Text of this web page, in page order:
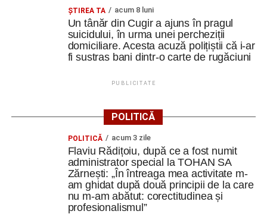
ȘTIREA TA acum 8 luni
Un tânăr din Cugir a ajuns în pragul
suicidului, în urma unei percheziții
domiciliare. Acesta acuză polițiștii că i-ar
fi sustras bani dintr-o carte de rugăciuni
PUBLICITATE
POLITICĂ
POLITICĂ acum 3 zile
Flaviu Rădițoiu, după ce a fost numit
administrator special la TOHAN SA
Zărnești: „În întreaga mea activitate m-
am ghidat după două principii de la care
nu m-am abătut: corectitudinea și
profesionalismul”